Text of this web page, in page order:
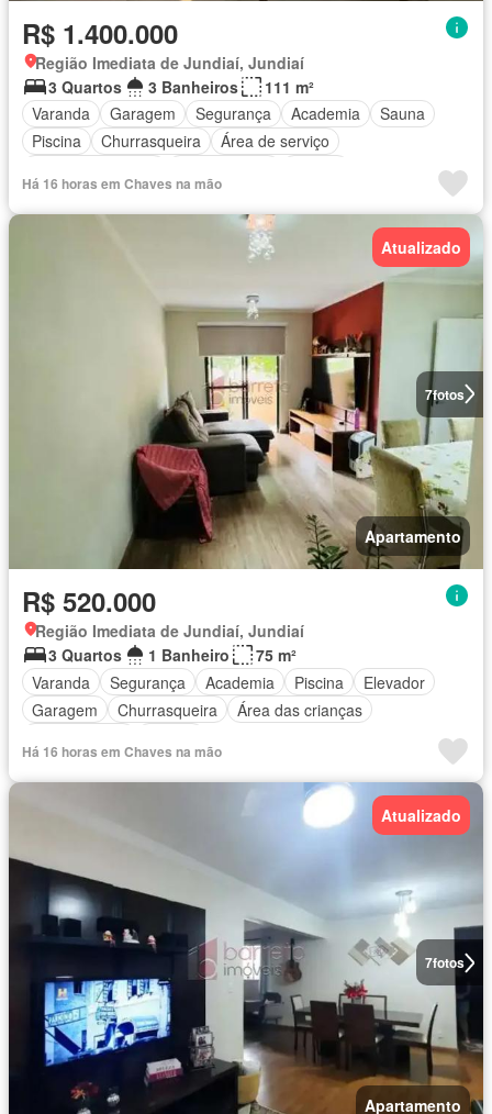
R$ 1.400.000
Região Imediata de Jundiaí, Jundiaí
3 Quartos
3 Banheiros
111 m²
Varanda
Garagem Segurança Academia
Sauna
Piscina
Churrasqueira
Área de serviço
Totalmente mobiliado
Há 16 horas em Chaves na mão
7fotos
Atualizado
Apartamento
R$ 520.000
Região Imediata de Jundiaí, Jundiaí
3 Quartos
1 Banheiro
75 m²
Varanda
Segurança Academia Piscina
Elevador
Garagem
Churrasqueira
Área das crianças
Há 16 horas em Chaves na mão
7fotos
Atualizado
Apartamento